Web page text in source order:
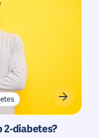
2-diabetes?